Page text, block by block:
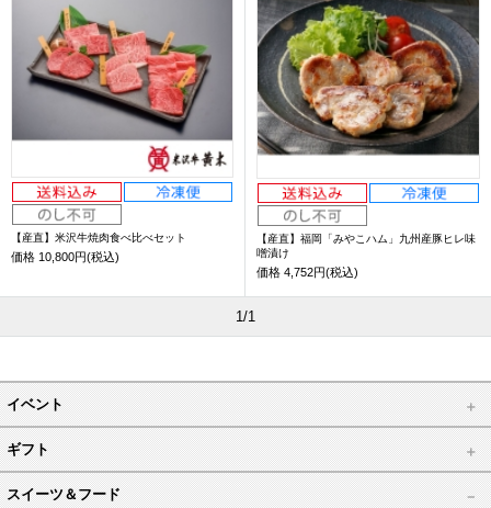
【産直】米沢牛焼肉食べ比べセット
価格 10,800円(税込)
【産直】福岡「みやこハム」九州産豚ヒレ味
噌漬け
価格 4,752円(税込)
1/1
イベント
ギフト
スイーツ＆フード